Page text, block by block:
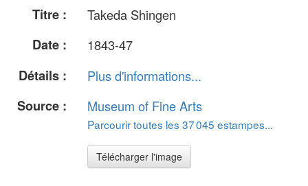
Titre :
Takeda Shingen
Date :
1843-47
Détails :
Plus d'informations...
Source :
Museum of Fine Arts
Parcourir toutes les 37 045 estampes...
Télécharger l'image